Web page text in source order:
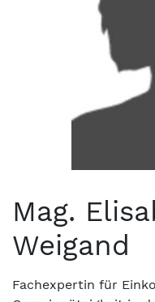
Mag.
Weigand
Fachexpertin für